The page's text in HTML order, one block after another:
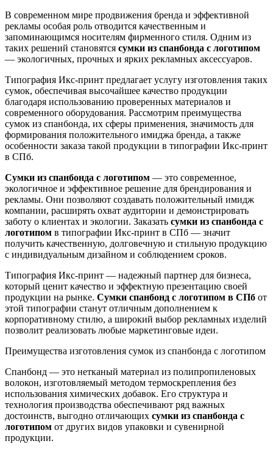
В современном мире продвижения бренда и эффективной
рекламы особая роль отводится качественным и
запоминающимся носителям фирменного стиля. Одним из
таких решений становятся сумки из спанбонда с логотипом
— экологичных, прочных и ярких рекламных аксессуаров.
Типография Икс-принт предлагает услугу изготовления таких
сумок, обеспечивая высочайшее качество продукции
благодаря использованию проверенных материалов и
современного оборудования. Рассмотрим преимущества
сумок из спанбонда, их сферы применения, значимость для
формирования положительного имиджа бренда, а также
особенности заказа такой продукции в типографии Икс-принт
в СПб.
Сумки из спанбонда с логотипом — это современное,
экологичное и эффективное решение для брендирования и
рекламы. Они позволяют создавать положительный имидж
компании, расширять охват аудитории и демонстрировать
заботу о клиентах и экологии. Заказать сумки из спанбонда с
логотипом в типографии Икс-принт в СПб — значит
получить качественную, долговечную и стильную продукцию
с индивидуальным дизайном и соблюдением сроков.
Типография Икс-принт — надежный партнер для бизнеса,
который ценит качество и эффектную презентацию своей
продукции на рынке. Сумки спанбонд с логотипом в СПб от
этой типографии станут отличным дополнением к
корпоративному стилю, а широкий выбор рекламных изделий
позволит реализовать любые маркетинговые идеи.
Преимущества изготовления сумок из спанбонда с логотипом
Спанбонд — это нетканый материал из полипропиленовых
волокон, изготовляемый методом термоскрепления без
использования химических добавок. Его структура и
технология производства обеспечивают ряд важных
достоинств, выгодно отличающих сумки из спанбонда с
логотипом от других видов упаковки и сувенирной
продукции.